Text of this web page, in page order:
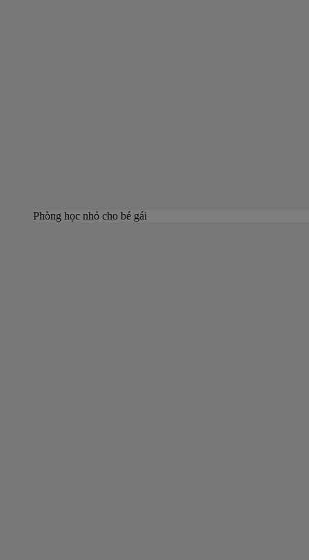
Phòng học nhỏ cho bé gái